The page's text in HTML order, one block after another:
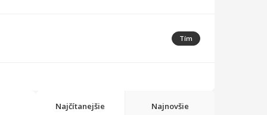
Tím
Najčítanejšie Najnovšie